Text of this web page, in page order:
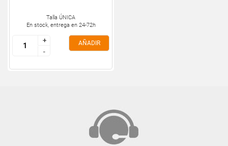
Talla ÚNICA
En stock, entrega en 24-72h
+
-
+
-
AÑADIR